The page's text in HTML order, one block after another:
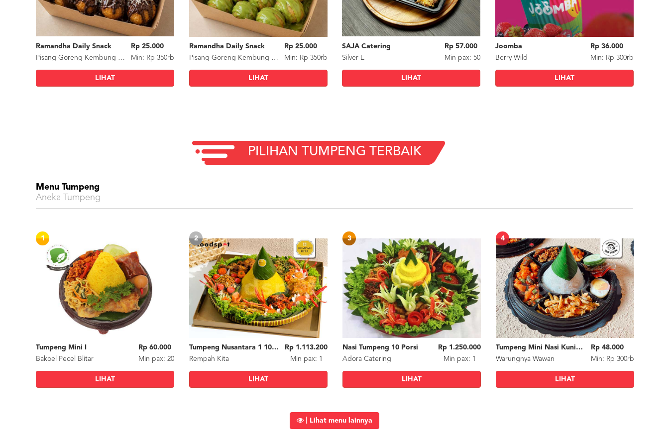
Ramandha Daily Snack
Pisang Goreng Kembung Coklat Keju
Rp 25.000
Min: Rp 350rb
LIHAT
Ramandha Daily Snack
Pisang Goreng Kembung Greentea
Rp 25.000
Min: Rp 350rb
LIHAT
Ramandha Daily Snack
Rp 25.000
Min: Rp 350rb
LIHAT
Ramandha Daily Snack
Rp 25.000
Min: Rp 350rb
LIHAT
SAJA Catering
Silver E
Rp 57.000
Min pax: 50
LIHAT
Joomba
Berry Wild
Rp 36.000
Min: Rp 300rb
LIHAT
PILIHAN TUMPENG TERBAIK
Menu Tumpeng
Aneka Tumpeng
1
Tumpeng Mini I
Bakoel Pecel Blitar
Rp 60.000
Min pax: 20
LIHAT
2
Tumpeng Nusantara 1 10Pax
Rempah Kita
Rp 1.113.200
Min pax: 1
LIHAT
3
Nasi Tumpeng 10 Porsi
Adora Catering
Rp 1.250.000
Min pax: 1
LIHAT
4
Tumpeng Mini Nasi Kuning / Nasi Uduk
Warungnya Wawan
Rp 48.000
Min: Rp 300rb
LIHAT
Lihat menu lainnya